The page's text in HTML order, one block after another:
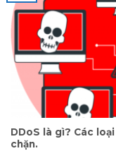
DDoS là gì? Các
chặn.